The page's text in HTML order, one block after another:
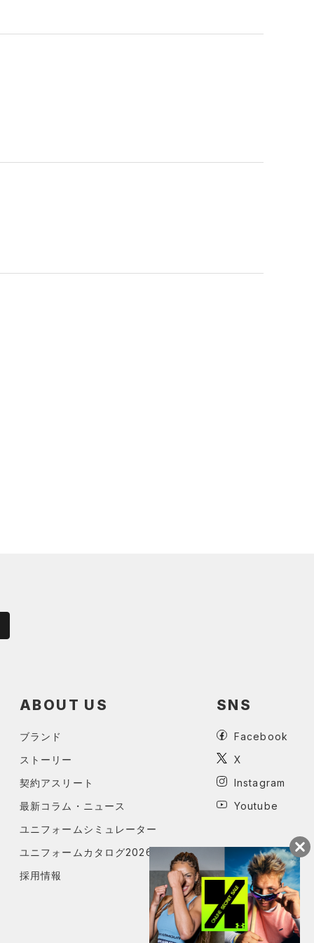
ABOUT US
ブランド
ストーリー
契約アスリート
最新コラム・ニュース
ユニフォームシミュレーター
ユニフォームカタログ2026
採用情報
SNS
Facebook
X
Instagram
Youtube